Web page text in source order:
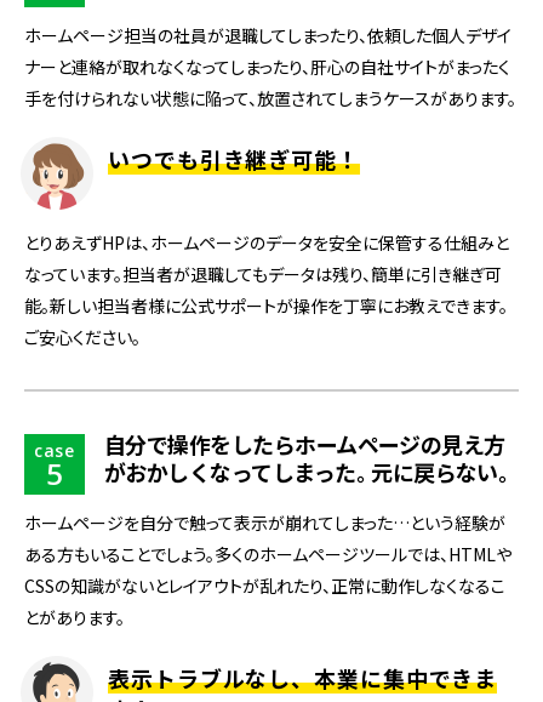
ホームページ担当の社員が退職してしまったり、依頼した個人デザイ
ナーと連絡が取れなくなってしまったり、肝心の自社サイトがまったく
手を付けられない状態に陥って、放置されてしまうケースがあります。
いつでも引き継ぎ可能！
とりあえずHPは、ホームページのデータを安全に保管する仕組みと
なっています。担当者が退職してもデータは残り、簡単に引き継ぎ可
能。新しい担当者様に公式サポートが操作を丁寧にお教えできます。
ご安心ください。
case
5
自分で操作をしたらホームページの見え方
がおかしくなってしまった。 元に戻らない。
ホームページを自分で触って表示が崩れてしまった…という経験が
ある方もいることでしょう。多くのホームページツールでは、HTMLや
CSSの知識がないとレイアウトが乱れたり、正常に動作しなくなるこ
とがあります。
表示トラブルなし、本業に集中できま